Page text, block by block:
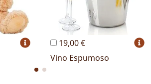
19,00 €
Vino Espumoso